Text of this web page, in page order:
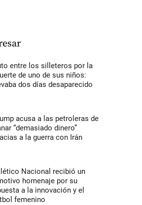
entre los silleteros por la
de uno de sus niños:
dos días desaparecido
acusa a las petroleras de
“demasiado dinero”
a la guerra con Irán
Nacional recibió un
homenaje por su
a la innovación y el
femenino